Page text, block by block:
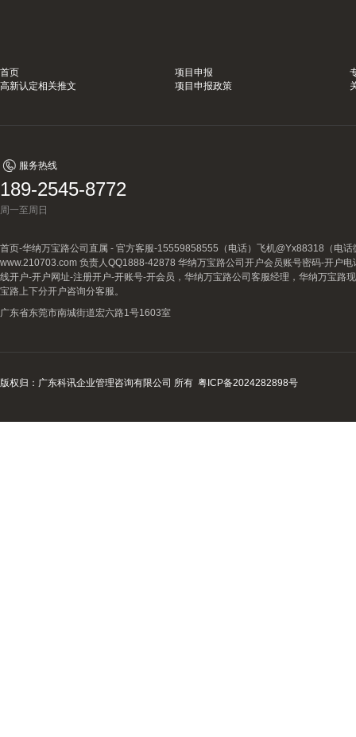
首页 项目申报
高新认定相关推文
项目申报政策
服务热线
189-2545-8772
周一至周日
首页-华纳万宝路公司直属 - 官方客服-15559858555（电话）飞机@Yx88318（电
www.210703.com 负责人QQ1888-42878 华纳万宝路公司开户会员账号密码-开户
线开户-开户网址-注册开户-开账号-开会员，华纳万宝路公司客服经理，华纳万宝路
宝路上下分开户咨询分客服。
广东省东莞市南城街道宏六路1号1603室
版权归：广东科讯企业管理咨询有限公司 所有 粤ICP备2024282898号